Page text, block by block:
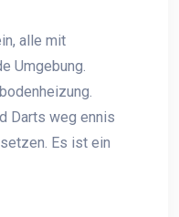
alle mit
Umgebung.
Darts weg ennis
Es ist ein